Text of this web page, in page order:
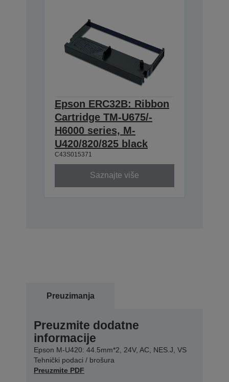
Epson ERC32B: Ribbon
Cartridge TM-U675/-
H6000 series, M-
U420/820/825 black
C43S015371
Saznajte više
Preuzimanja
Preuzmite dodatne
informacije
Epson M-U420: 44.5mm*2, 24V, AC, NES.J, VS
Tehnički podaci / brošura
Preuzmite PDF